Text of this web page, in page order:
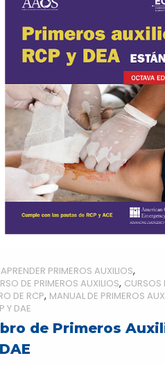
APRENDER PRIMEROS AUXILIOS
DE PRIMEROS AUXILIOS CURSOS
DE RCP MANUAL DE PRIMEROS
Y DAE
de Primeros